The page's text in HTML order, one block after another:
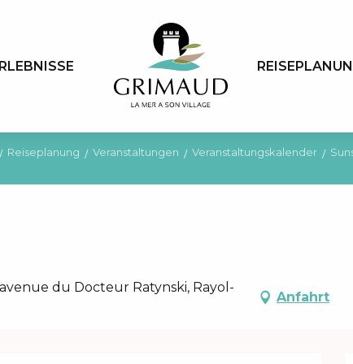
Reiseplanung Veranstaltungen Veranstaltungskalender
du Docteur Ratynski, Rayol-
Anfahrt